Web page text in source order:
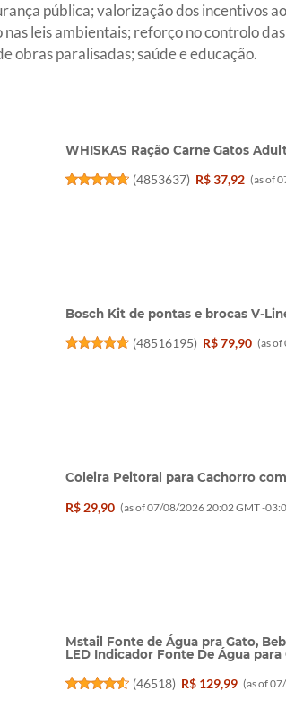
pública; valorização dos incentivos
leis ambientais; reforço no controlo
obras paralisadas; saúde e educação.
WHISKAS Ração Carne Gatos
(4853637) R$ 37,92 (as of
Bosch Kit de pontas e brocas V-
(48516195) R$ 79,90 (as
Coleira Peitoral para Cachorro
R$ 29,90 (as of 07/08/2026 20:02 GMT -
Mstail Fonte de Água pra Gato,
LED Indicador Fonte De Água para
(46518) R$ 129,99 (as of